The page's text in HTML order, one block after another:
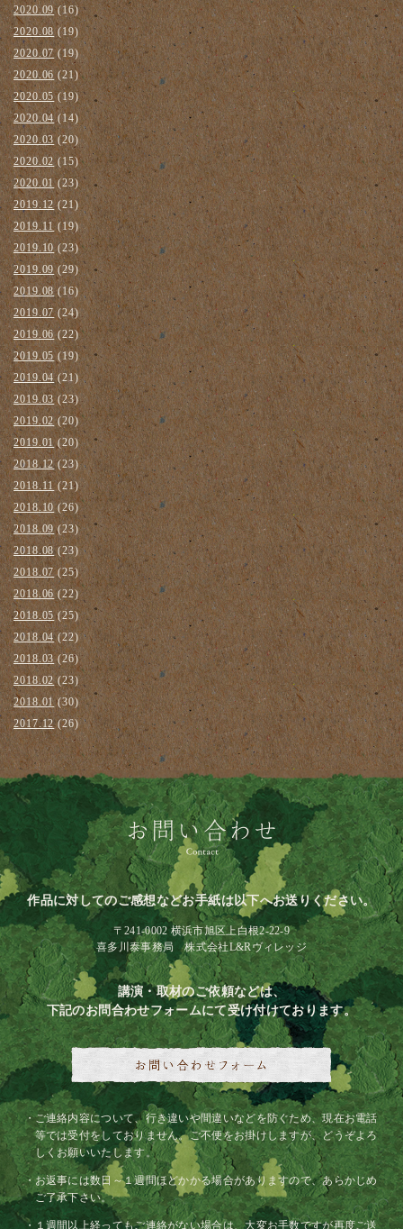
2020.09(16)
2020.08(19)
2020.07(19)
2020.06 (21)
2020.05(19)
2020.04(14)
2020.03(20)
2020.02 (15)
2020.01(23)
2019.12(21)
2019.11 (19)
2019.10 (23)
2019.09(29)
2019.08(16)
2019.07(24)
2019.06(22)
2019.05(19)
2019.04(21)
2019.03(23)
2019.02(20)
2019.01(20)
2018.12(23)
2018.11(21)
2018.10(26)
2018.09 (23)
2018.08(23)
2018.07(25)
2018.06 (22)
2018.05(25)
2018.04(22)
2018.03 (26)
2018.02(23)
2018.01(30)
2017.12(26)
作品に対してのご感想などお手紙は以下へお送りください。
〒241-0002 横浜市旭区上白根2-22-9
喜多川泰事務局 株式会社L&Rヴィレッジ
講演・取材のご依頼などは、
下記のお問合わせフォームにて受け付けております。
ご連絡内容について、行き違いや間違いなどを防ぐため、現在お電話
等では受付をしておりません。ご不便をお掛けしますが、どうぞよろ
しくお願いいたします。
お返事には数日～１週間ほどかかる場合がありますので、あらかじめ
ご了承下さい。
１週間以上経ってもご連絡がない場合は、大変お手数ですが再度ご送